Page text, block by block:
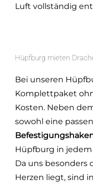
Luft vollständig
Hüpfburg mieten
Bei unseren
Komplettpaket
Kosten. Neben
sowohl eine
Hüpfburg in
Da uns besonders
Herzen liegt, sind